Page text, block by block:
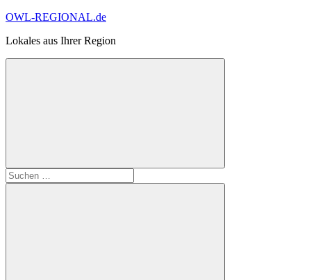
Zum
springen
OWL-REGIONAL.de
Lokales aus Ihrer Region
Suchformular
öffnen
Suchen
nach: